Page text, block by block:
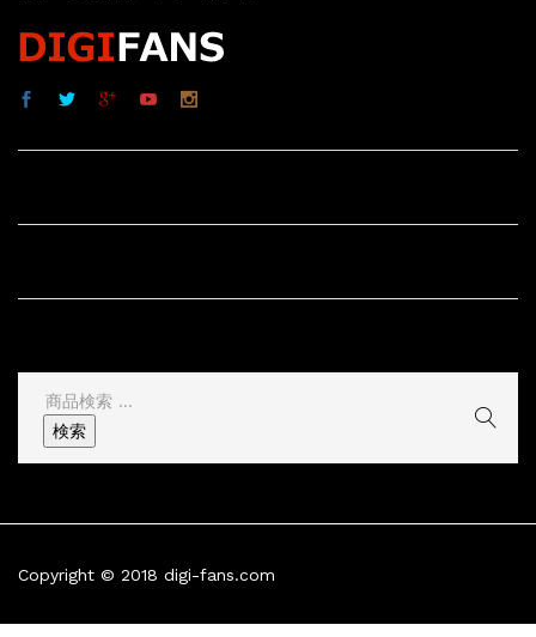
検
索
結
検索
Copyright © 2018 digi-fans.com